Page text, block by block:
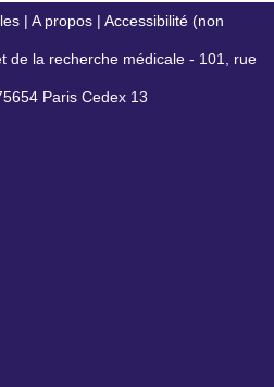
| A propos | Accessibilité (non
de la recherche médicale - 101, rue
Paris Cedex 13